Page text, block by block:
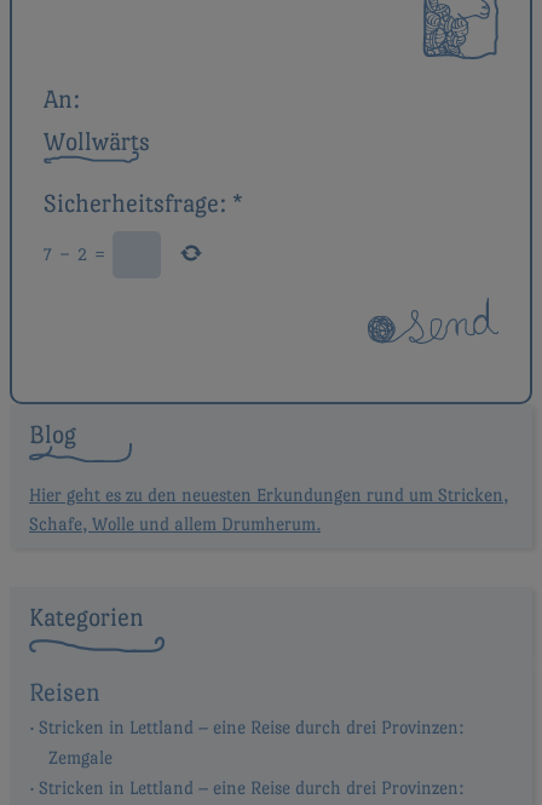
An:
Wollwärts
Sicherheitsfrage: *
7 − 2 =
Blog
Hier geht es zu den neuesten Erkundungen rund um Stricken,
Schafe, Wolle und allem Drumherum.
Kategorien
Reisen
Stricken in Lettland – eine Reise durch drei Provinzen:
Zemgale
Stricken in Lettland – eine Reise durch drei Provinzen: